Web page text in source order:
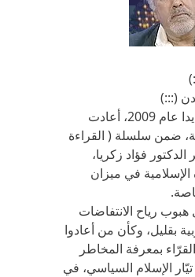
(:::)
قبل ثلاثة أعوام، تحديدا عام 2009، أعادت
ضمن سلسلة ( القراءة
فؤاد زكريا،
في ميزان
رياح الانتفاضات
بقليل، وكأن من أعادوا
بمعرفة المخاطر
الإسلام السياسي، في